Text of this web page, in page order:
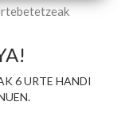
6 URTE HANDI